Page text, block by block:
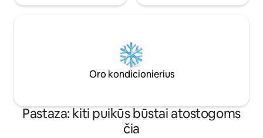
Oro kondicionierius
Pastaza: kiti puikūs būstai atostogoms
čia